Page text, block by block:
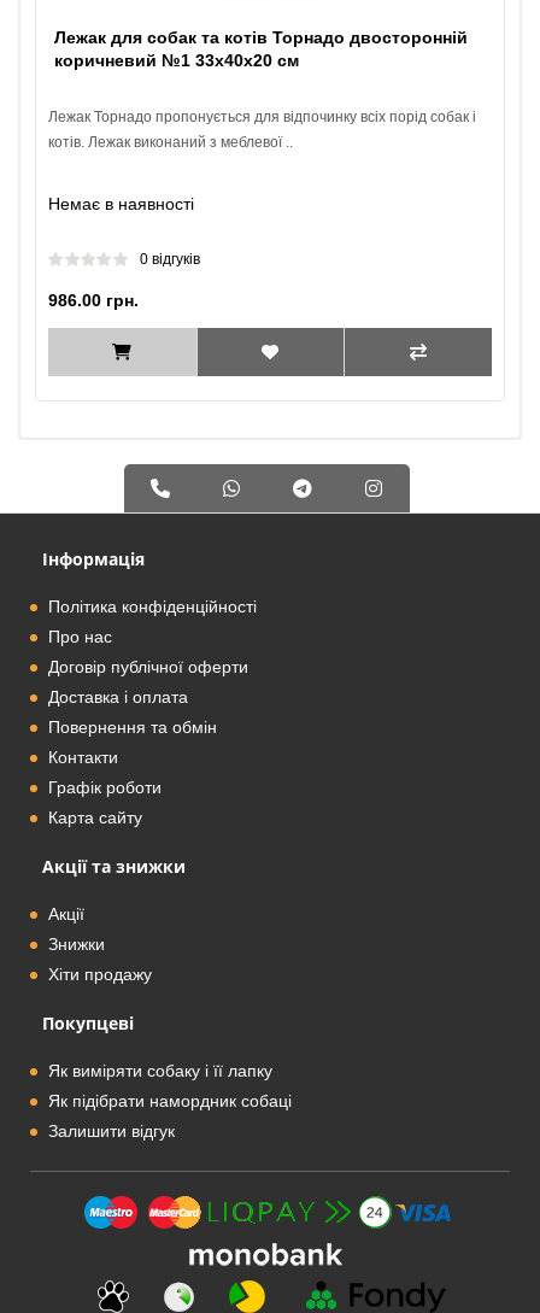
Лежак для собак та котів Торнадо двосторонній
коричневий №1 33х40х20 см
Лежак Торнадо пропонується для відпочинку всіх порід собак і
котів. Лежак виконаний з меблевої ..
Немає в наявності
0 відгуків
986.00 грн.
Інформація
Політика конфіденційності
Про нас
Договір публічної оферти
Доставка і оплата
Повернення та обмін
Контакти
Графік роботи
Карта сайту
Акції та знижки
Акції
Знижки
Хіти продажу
Покупцеві
Як виміряти собаку і її лапку
Як підібрати намордник собаці
Залишити відгук